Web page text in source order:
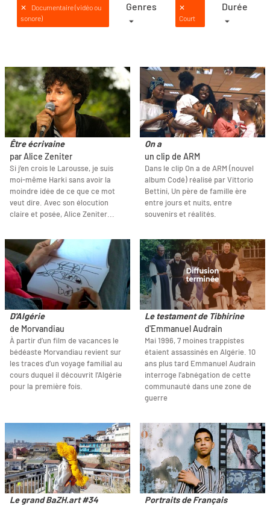
✕
Documentaire (vidéo ou
sonore)
Genres
✕
Court
Durée
Être écrivaine
par Alice Zeniter
Si j’en crois le Larousse, je suis
moi-même Harki sans avoir la
moindre idée de ce que ce mot
veut dire. Avec son élocution
claire et posée, Alice Zeniter...
On a
un clip de ARM
Dans le clip On a de ARM (nouvel
album Codé) réalisé par Vittorio
Bettini, Un père de famille ère
entre jours et nuits, entre
souvenirs et réalités.
D'Algérie
de Morvandiau
À partir d’un film de vacances le
bédéaste Morvandiau revient sur
les traces d’un voyage familial au
cours duquel il découvrit l’Algérie
pour la première fois.
Le testament de Tibhirine
d'Emmanuel Audrain
Mai 1996, 7 moines trappistes
étaient assassinés en Algérie. 10
ans plus tard Emmanuel Audrain
interroge l'abnégation de cette
communauté dans une zone de
guerre
Le grand BaZH.art #34
Portraits de Français